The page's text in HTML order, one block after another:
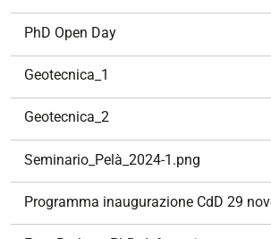
PhD Open Day
Geotecnica_1
Geotecnica_2
Seminario_Pelà_2024-1.png
Programma inaugurazione CdD 29